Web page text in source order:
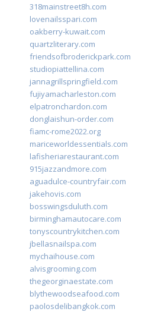
318mainstreet8h.com
lovenailsspari.com
oakberry-kuwait.com
quartzliterary.com
friendsofbroderickpark.com
studiopiattellina.com
jannagrillspringfield.com
fujiyamacharleston.com
elpatronchardon.com
donglaishun-order.com
fiamc-rome2022.org
mariceworldessentials.com
lafisheriarestaurant.com
915jazzandmore.com
aguadulce-countryfair.com
jakehovis.com
bosswingsduluth.com
birminghamautocare.com
tonyscountrykitchen.com
jbellasnailspa.com
mychaihouse.com
alvisgrooming.com
thegeorginaestate.com
blythewoodseafood.com
paolosdelibangkok.com